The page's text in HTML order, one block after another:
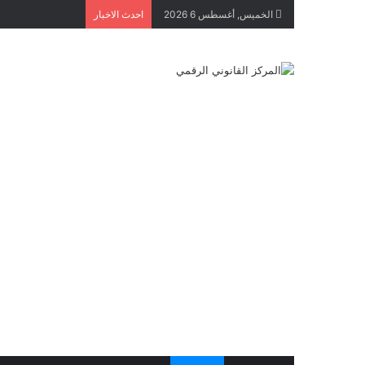
الخميس, أغسطس 6 2026 احدث الاخبار